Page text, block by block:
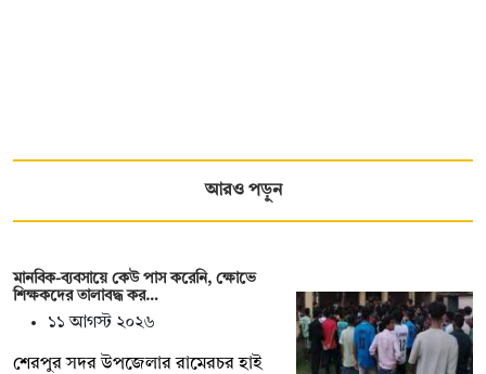
আরও পড়ুন
মানবিক-ব্যবসায়ে কেউ পাস করেনি, ক্ষোভে
শিক্ষকদের তালাবদ্ধ কর…
১১ আগস্ট ২০২৬
শেরপুর সদর উপজেলার রামেরচর হাই